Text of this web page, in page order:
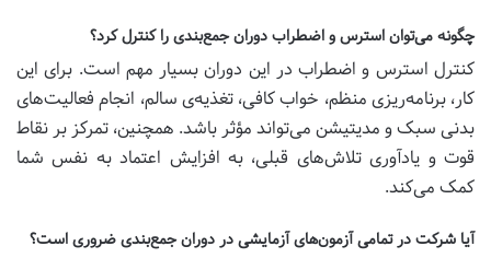
چگونه می‌توان استرس و اضطراب دوران جمع‌بندی را کنترل کرد؟
کنترل استرس و اضطراب در این دوران بسیار مهم است. برای این
کار، برنامه‌ریزی منظم، خواب کافی، تغذیه‌ی سالم، انجام فعالیت‌های
بدنی سبک و مدیتیشن می‌تواند مؤثر باشد. همچنین، تمرکز بر نقاط
قوت و یادآوری تلاش‌های قبلی، به افزایش اعتماد به نفس شما
کمک می‌کند.
آیا شرکت در تمامی آزمون‌های آزمایشی در دوران جمع‌بندی ضروری است؟